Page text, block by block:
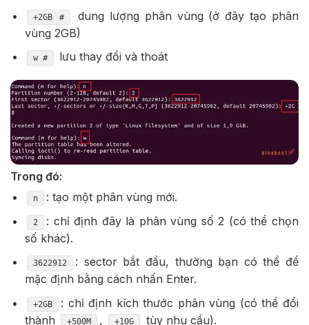
+2GB #
dung lượng phân vùng (ở đây tạo phân
vùng 2GB)
w # lưu thay đổi và thoát
Trong đó:
n : tạo một phân vùng mới.
2
: chỉ định đây là phân vùng số 2 (có thể chọn
số khác).
3622912
: sector bắt đầu, thường bạn có thể để
mặc định bằng cách nhấn Enter.
+2GB
: chỉ định kích thước phân vùng (có thể đổi
thành
+500M , +10G tùy nhu cầu).